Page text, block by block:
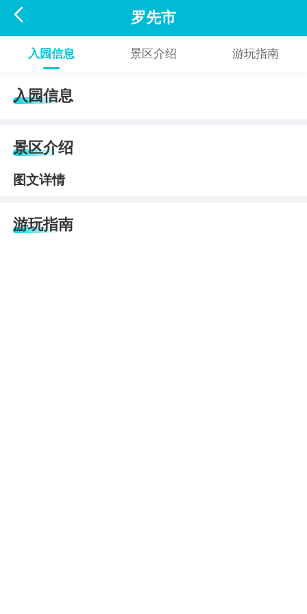
 罗先市
入园信息 景区介绍 游玩指南
入园信息
景区介绍
图文详情
游玩指南